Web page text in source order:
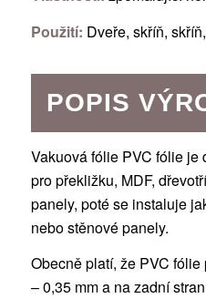
Použití: Dveře, skříň,
POPIS
Vakuová fólie PVC fólie je
pro překližku, MDF,
panely, poté se instaluje
nebo stěnové panely.
Obecně platí, že PVC
– 0,35 mm a na zadní